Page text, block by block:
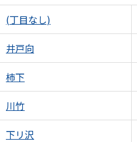
(丁目なし)
井戸向
柿下
川竹
下リ沢